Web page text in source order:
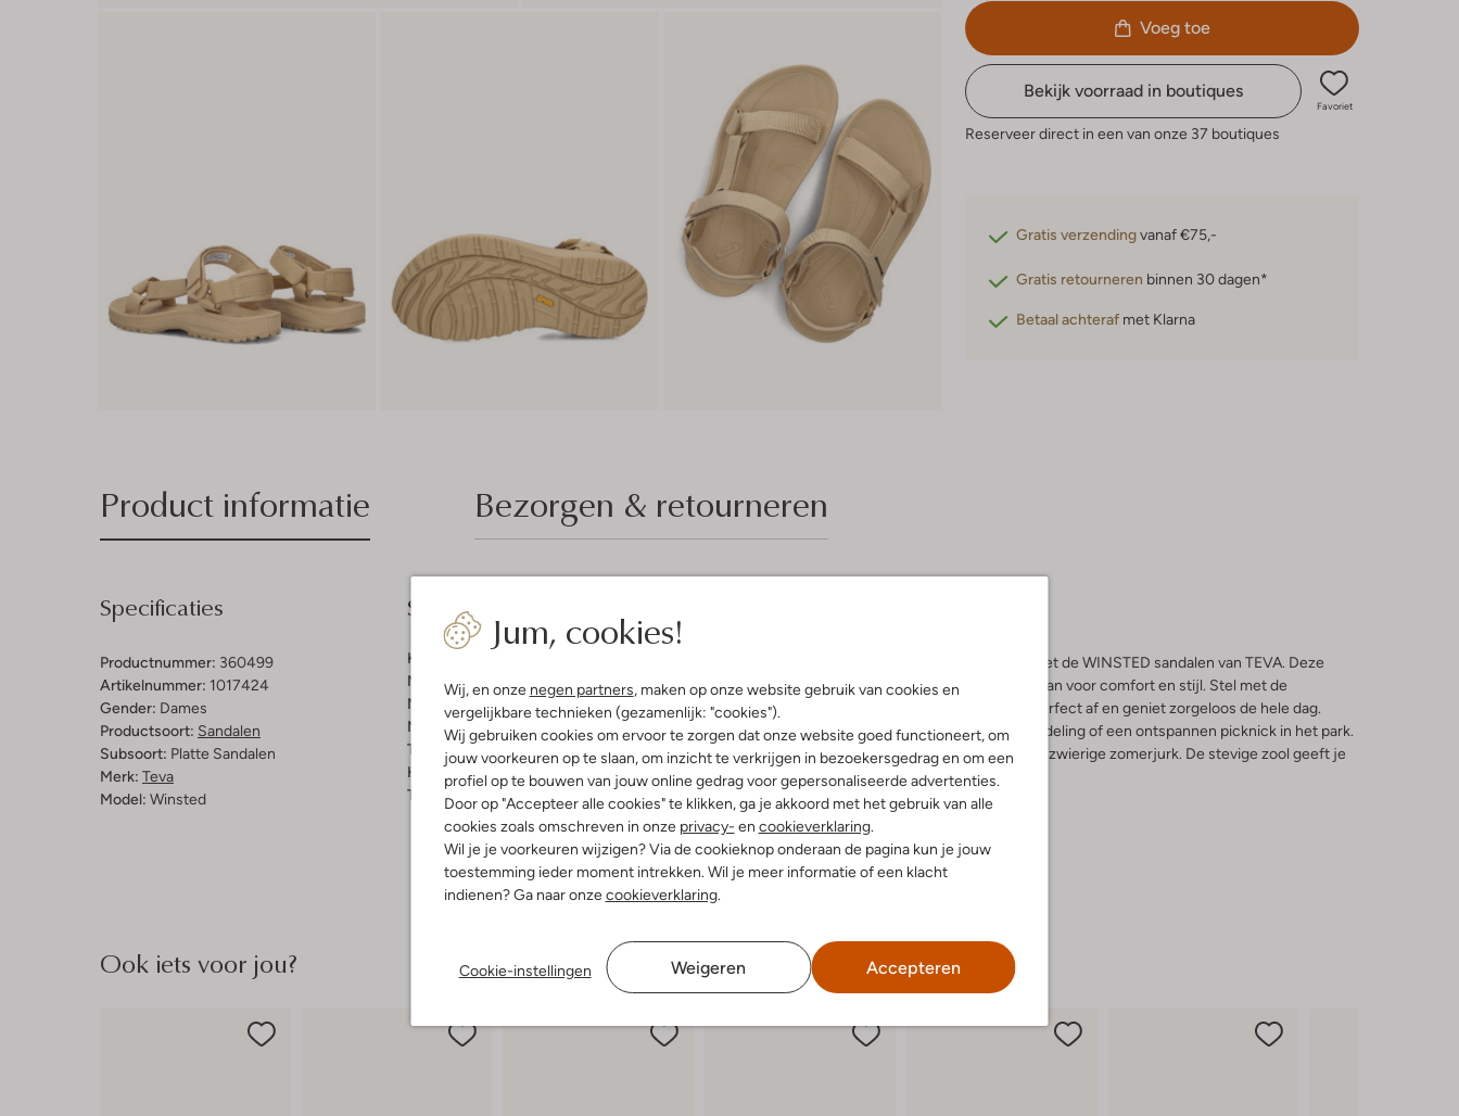
Jum, cookies!
Wij, en onze negen partners, maken op onze website gebruik van cookies en
vergelijkbare technieken (gezamenlijk: "cookies").
Wij gebruiken cookies om ervoor te zorgen dat onze website goed functioneert, om
jouw voorkeuren op te slaan, om inzicht te verkrijgen in bezoekersgedrag en om een
profiel op te bouwen van jouw online gedrag voor gepersonaliseerde advertenties.
Door op "Accepteer alle cookies" te klikken, ga je akkoord met het gebruik van alle
cookies zoals omschreven in onze privacy- en cookieverklaring.
Wil je je voorkeuren wijzigen? Via de cookieknop onderaan de pagina kun je jouw
toestemming ieder moment intrekken. Wil je meer informatie of een klacht
indienen? Ga naar onzecookieverklaring.
Cookie-instellingen Weigeren Accepteren
Voeg toe
Bekijk voorraad in boutiques
Favoriet
Reserveer direct in een van onze 37 boutiques
Gratis verzendingvanaf €75,-
Gratis retourneren binnen 30 dagen*
Betaal achteraf met Klarna
Product informatie Bezorgen & retourneren
Specificaties
Productnummer: 360499
Artikelnummer: 1017424
Gender: Dames
Productsoort: Sandalen
Subsoort: Platte Sandalen
Merk: Teva
Model: Winsted
Samenstelling & Pasvorm
Kleur:
Materiaal buitenkant:
Materiaal binnenkant: Rubber
Materiaal zool:
Rubber
Type sluiting:
Klittenband
Hakvorm:
Plateauzool
Type neus:
Ronde Neus
Stap de warmere dagen vol vertrouwen in met de WINSTED sandalen van TEVA. Deze
beige, platte sandalen zijn voor dames die gaan voor comfort en stijl. Stel met de
praktische klittenbandsluiting de pasvorm perfect af en geniet zorgeloos de hele dag.
Draag ze tijdens een avontuurlijke stadswandeling of een ontspannen picknick in het park.
Combineer ze met een luchtige short of een zwierige zomerjurk. De stevige zool geeft je
grip op iedere ondergrond.
Ook iets voor jou?